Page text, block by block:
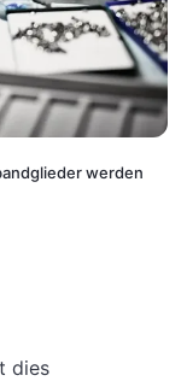
werden
dies